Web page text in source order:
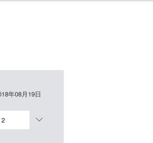
年08月19日
2